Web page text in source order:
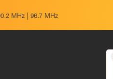
MHz | 96.7 MHz